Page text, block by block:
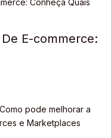
E-commerce: